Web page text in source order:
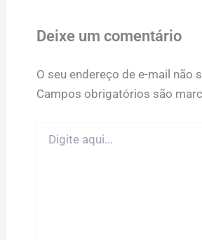
Deixe um comentário
O seu endereço de e-mail não
Campos obrigatórios são
aqui...